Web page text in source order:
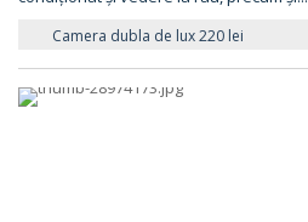
Camera dubla de lux 220 lei